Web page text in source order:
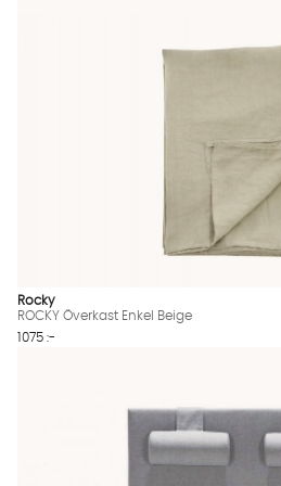
Rocky
ROCKY Överkast Enkel Beige
1075 :-